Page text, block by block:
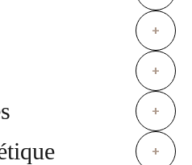
+
+
+
+